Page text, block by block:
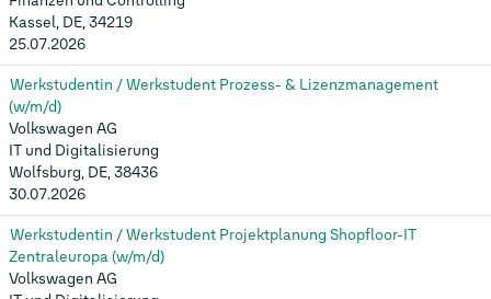
Kassel, DE, 34219
25.07.2026
Werkstudentin / Werkstudent Prozess- & Lizenzmanagement
(w/m/d)
Volkswagen AG
IT und Digitalisierung
Wolfsburg, DE, 38436
30.07.2026
Werkstudentin / Werkstudent Projektplanung Shopfloor-IT
Zentraleuropa (w/m/d)
Volkswagen AG